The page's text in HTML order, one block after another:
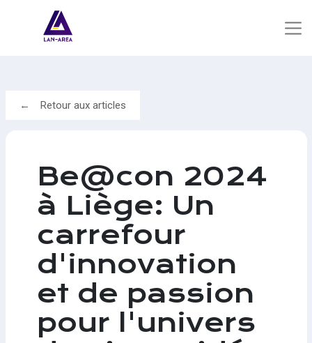
Retour aux articles
Be@con 2024
à Liège: Un
carrefour
d'innovation
et de passion
pour l'univers